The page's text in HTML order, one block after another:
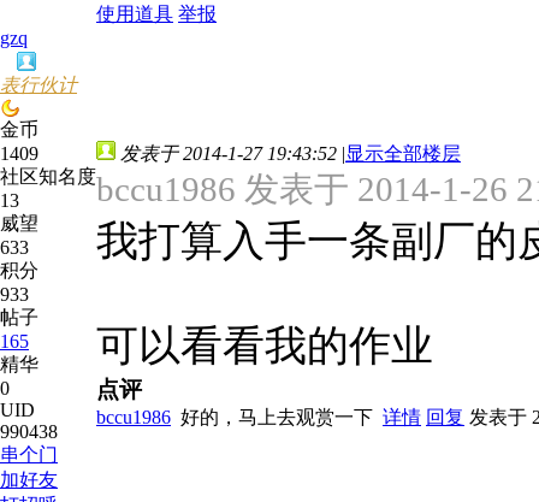
使用道具 举报
gzq
表行伙计
金币
1409
社区知名度
13
威望
633
积分
933
帖子
165
精华
0
UID
990438
串个门
加好友
发表于 2014-1-27 19:43:52 |显示全部楼层
bccu1986 发表于 2014-1-26
我打算入手一条副厂的
可以看看我的作业
点评
bccu1986 好的，马上去观赏一下 详情 回复 发表于